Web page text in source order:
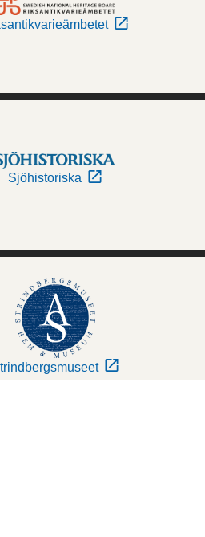
Sjöhistoriska